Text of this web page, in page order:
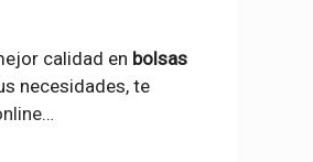
calidad en bolsas
necesidades, te
…